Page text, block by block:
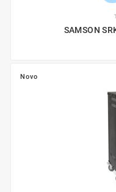
SAMSON
Novo